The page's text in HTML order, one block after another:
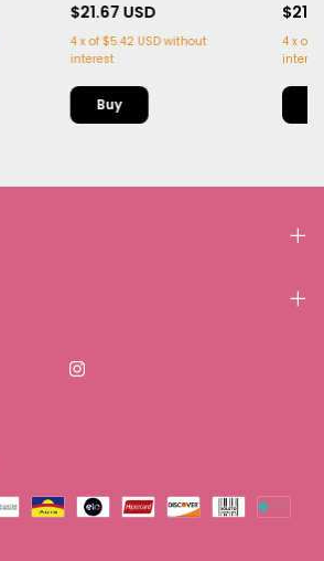
$21.67 USD
4 xof $5.42 USD without
interest
4 x of